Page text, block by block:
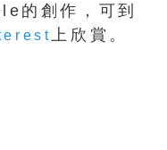
的創作，可到
上欣賞。